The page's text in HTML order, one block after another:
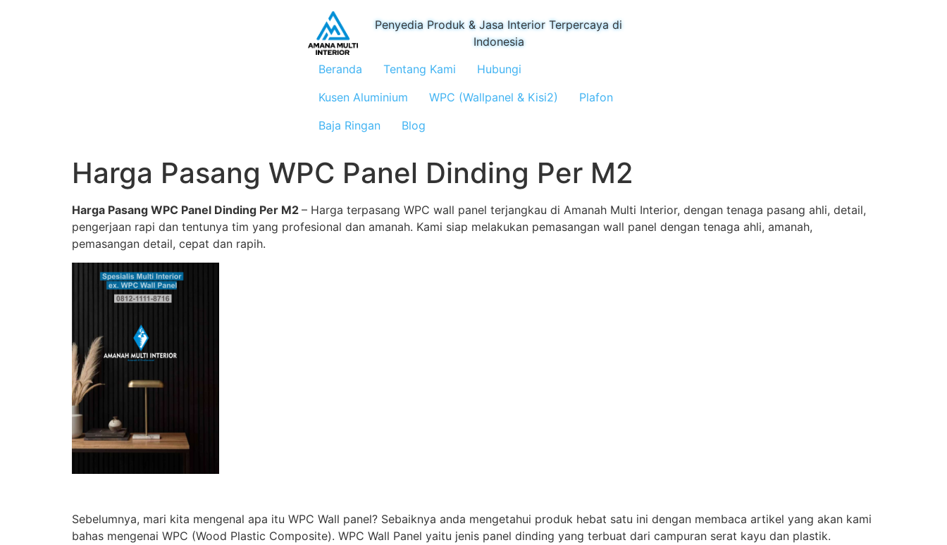
Penyedia Produk & Jasa Interior Terpercaya di
Indonesia
Beranda
Tentang Kami
Hubungi
Kusen Aluminium
WPC (Wallpanel & Kisi2)
Plafon
Baja Ringan
Blog
Harga Pasang WPC Panel Dinding Per M2
Harga Pasang WPC Panel Dinding Per M2 – Harga terpasang WPC wall panel terjangkau di Amanah Multi Interior, dengan tenaga pasang ahli, detail,
pengerjaan rapi dan tentunya tim yang profesional dan amanah. Kami siap melakukan pemasangan wall panel dengan tenaga ahli, amanah,
pemasangan detail, cepat dan rapih.
Sebelumnya, mari kita mengenal apa itu WPC Wall panel? Sebaiknya anda mengetahui produk hebat satu ini dengan membaca artikel yang akan kami
bahas mengenai WPC (Wood Plastic Composite). WPC Wall Panel yaitu jenis panel dinding yang terbuat dari campuran serat kayu dan plastik.